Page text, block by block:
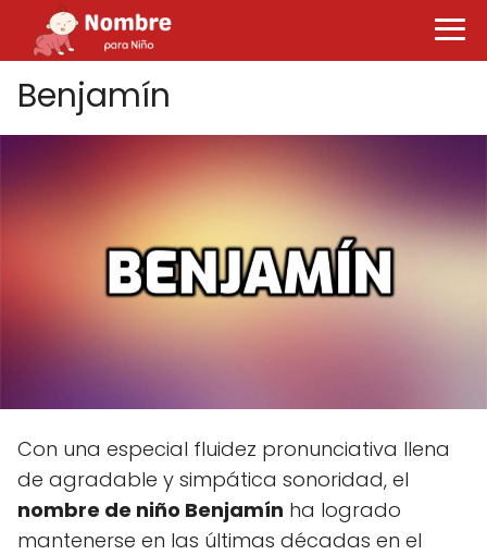
Benjamín
Con una especial fluidez pronunciativa llena
de agradable y simpática sonoridad, el
nombre de niño Benjamín ha logrado
mantenerse en las últimas décadas en el